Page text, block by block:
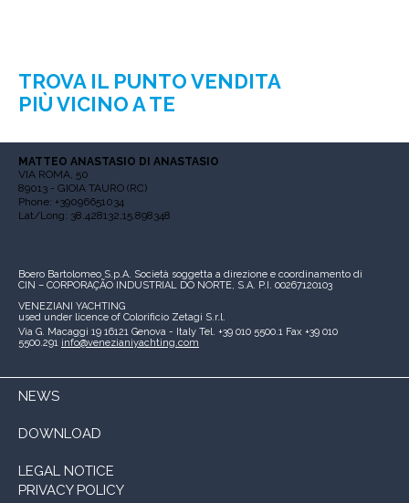
TROVA IL PUNTO VENDITA
PIÙ VICINO A TE
MATTEO ANASTASIO DI ANASTASIO
VIA ROMA, 50
89013 - GIOIA TAURO (RC)
Phone: +39096651034
Lat/Long: 38.428132,15.898348
Boero Bartolomeo S.p.A. Società soggetta a direzione e coordinamento di
CIN – CORPORAÇÃO INDUSTRIAL DO NORTE, S.A. P.I. 00267120103
VENEZIANI YACHTING
used under licence of Colorificio Zetagi S.r.l.
Via G. Macaggi 19 16121 Genova - Italy Tel. +39 010 5500.1 Fax +39 010
5500.291 info@venezianiyachting.com
NEWS
DOWNLOAD
LEGAL NOTICE
PRIVACY POLICY